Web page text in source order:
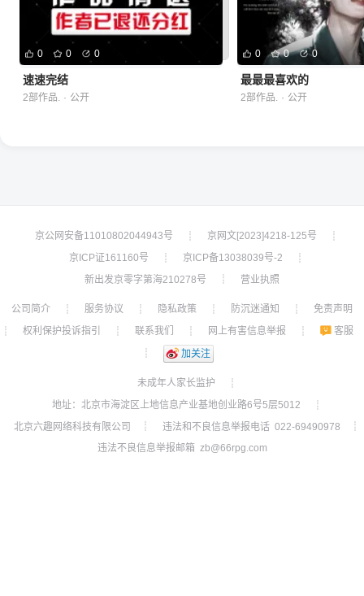
0 0 0
速速完结
2部作品. · 公开
0 0 0
最最最喜欢的
2部作品. · 公开
京公网安备11010802044943号 ┊ 京网文[2023]4218-125号
┊
京ICP证161160号
┊ 京ICP备13038039号-2
┊
新出发京零字第海210278号
┊ 营业执照
公司简介 ┊ 服务协议 ┊ 隐私政策 ┊ 防沉迷通知 ┊
免责声明
┊
权利保护投诉指引 ┊ 联系我们 ┊ 网上有害信息举报 ┊
客服
┊
加关注
未成年人家长监护
┊
地址：北京市海淀区上地信息产业基地创业路6号5层5012
┊
北京六趣网络科技有限公司
┊ 违法和不良信息举报电话 022-69490978
┊
违法不良信息举报邮箱 zb@66rpg.com